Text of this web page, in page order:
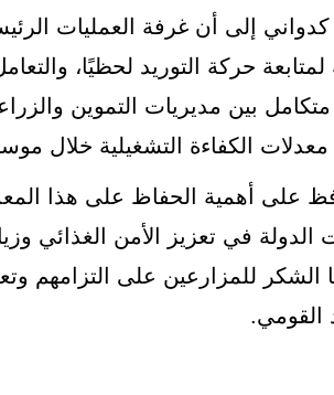
كدواني إلى أن غرفة العمليات
حركة التوريد لحظيًا،
بين مديريات التموين
الكفاءة التشغيلية خلال
على أهمية الحفاظ على هذا
الدولة في تعزيز الأمن الغذائي
الشكر للمزارعين على التزامهم
القومي.